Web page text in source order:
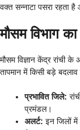
वक्त सन्नाटा पसरा रहता
मौसम विभाग
मौसम विज्ञान केंद्र रांची
तापमान में किसी बड़े
प्रभावित जिले:
प्रमंडल।
अलर्ट: इन जिलों